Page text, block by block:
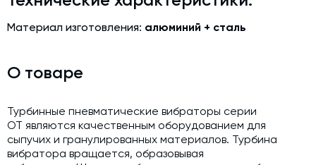
Срочная техпомощь. Онлайн-обследование и ремонт
завода
Автоматизированные системы управления (АСУ ТП) любой
сложности
Подбор и поставка комплектующих под любой завод
Экспертиза промышленной безопасности
Материал изготовления: алюминий + сталь
О товаре
Турбинные пневматические вибраторы серии
ОТ являются качественным оборудованием для
сыпучих и гранулированных материалов. Турбина
вибратора вращается, образовывая